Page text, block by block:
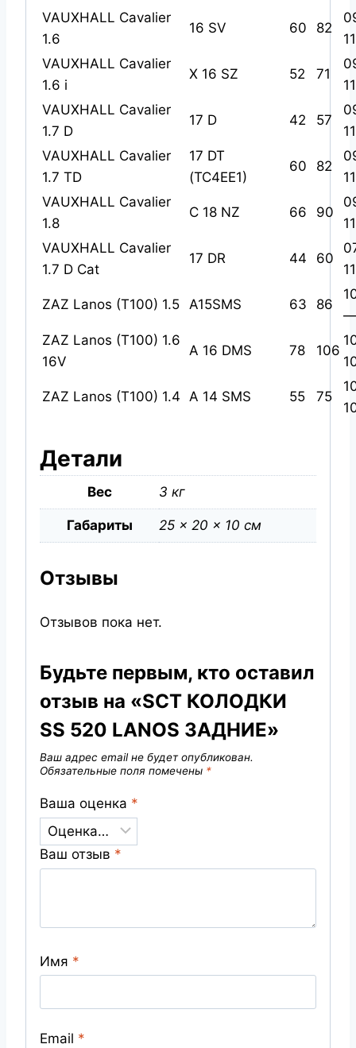
VAUXHALL Cavalier
1.6
16 SV 60 82
VAUXHALL Cavalier
1.6 i
X 16 SZ 52 71
VAUXHALL Cavalier
1.7 D
17 D 42 57
VAUXHALL Cavalier
1.7 TD
17 DT
(TC4EE1)
60 82
VAUXHALL Cavalier
1.8
C 18 NZ 66 90
VAUXHALL Cavalier
1.7 D Cat
17 DR 44 60
ZAZ Lanos (T100) 1.5 A15SMS 63 86
ZAZ Lanos (T100) 1.6
16V
A 16 DMS 78 106
ZAZ Lanos (T100) 1.4 A 14 SMS 55 75
Детали
Вес 3 кг
Габариты 25 × 20 × 10 см
Отзывы
Отзывов пока нет.
Будьте первым, кто оставил
отзыв на «SCT КОЛОДКИ
SS 520 LANOS ЗАДНИЕ»
Ваш адрес email не будет опубликован.
Обязательные поля помечены *
Ваша оценка *
Ваш отзыв *
Имя *
Email *